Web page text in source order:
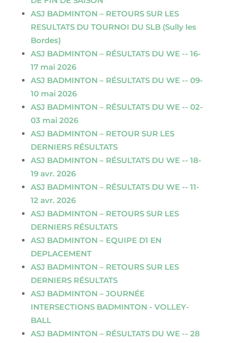
ASJ BADMINTON – RETOURS SUR LES
RESULTATS DU TOURNOI DU SLB (Sully les
Bordes)
ASJ BADMINTON – RÉSULTATS DU WE -- 16-
17 mai 2026
ASJ BADMINTON – RÉSULTATS DU WE -- 09-
10 mai 2026
ASJ BADMINTON – RÉSULTATS DU WE -- 02-
03 mai 2026
ASJ BADMINTON – RETOUR SUR LES
DERNIERS RÉSULTATS
ASJ BADMINTON – RÉSULTATS DU WE -- 18-
19 avr. 2026
ASJ BADMINTON – RÉSULTATS DU WE -- 11-
12 avr. 2026
ASJ BADMINTON – RETOURS SUR LES
DERNIERS RÉSULTATS
ASJ BADMINTON – EQUIPE D1 EN
DEPLACEMENT
ASJ BADMINTON – RETOURS SUR LES
DERNIERS RÉSULTATS
ASJ BADMINTON – JOURNÉE
INTERSECTIONS BADMINTON - VOLLEY-
BALL
ASJ BADMINTON – RÉSULTATS DU WE -- 28